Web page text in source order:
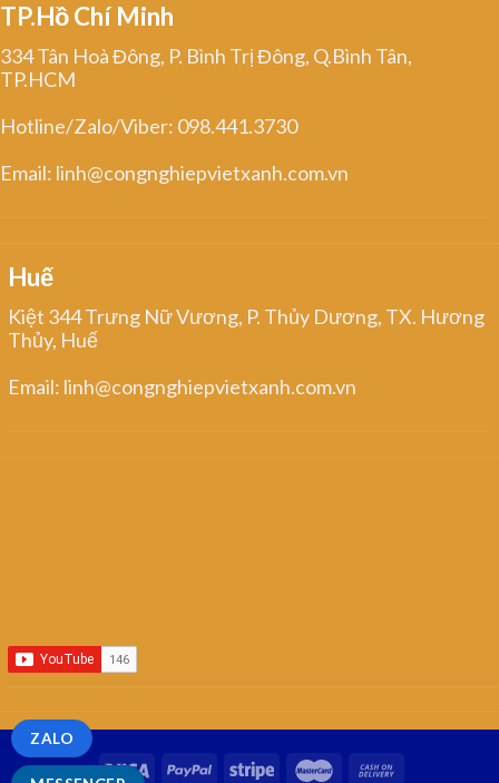
TP.Hồ Chí Minh
334 Tân Hoà Đông, P. Bình Trị Đông, Q.Bình Tân,
TP.HCM
Hotline/Zalo/Viber: 098.441.3730
Email: linh@congnghiepvietxanh.com.vn
Huế
Kiệt 344 Trưng Nữ Vương, P. Thủy Dương, TX. Hương
Thủy, Huế
Email: linh@congnghiepvietxanh.com.vn
ZALO